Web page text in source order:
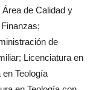
de Calidad y
de
Licenciatura en
Teología